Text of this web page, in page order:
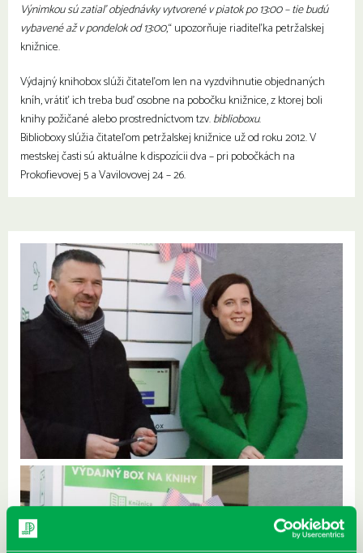
Výnimkou sú zatiaľ objednávky vytvorené v piatok po 13:00 – tie budú
vybavené až v pondelok od 13:00,“ upozorňuje riaditeľka petržalskej
knižnice.
Výdajný knihobox slúži čitateľom len na vyzdvihnutie objednaných
kníh, vrátiť ich treba buď osobne na pobočku knižnice, z ktorej boli
knihy požičané alebo prostredníctvom tzv.biblioboxu.
Biblioboxy slúžia čitateľom petržalskej knižnice už od roku 2012. V
mestskej časti sú aktuálne k dispozícii dva – pri pobočkách na
Prokofievovej 5 a Vavilovovej 24 – 26.